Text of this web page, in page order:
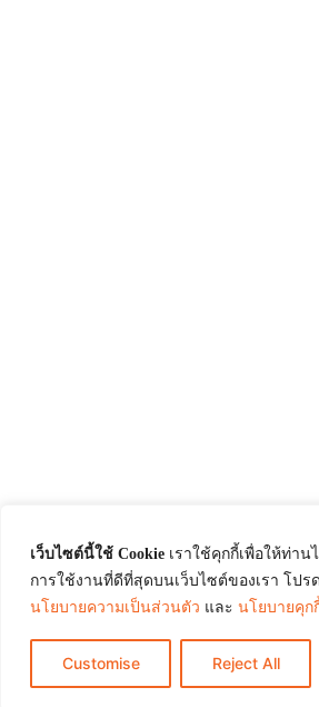
เว็บไซต์นี้ใช้ Cookie เราใช้คุกกี้เพื่อให้ท่า
การใช้งานที่ดีที่สุดบนเว็บไซต์ของเรา โปร
นโยบายความเป็นส่วนตัว และ นโยบายคุก
Customise Reject All